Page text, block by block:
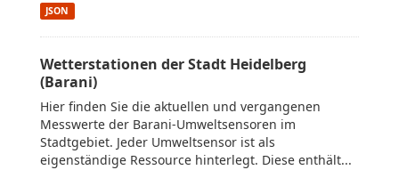
JSON
Wetterstationen der Stadt Heidelberg
(Barani)
Hier finden Sie die aktuellen und vergangenen
Messwerte der Barani-Umweltsensoren im
Stadtgebiet. Jeder Umweltsensor ist als
eigenständige Ressource hinterlegt. Diese enthält...